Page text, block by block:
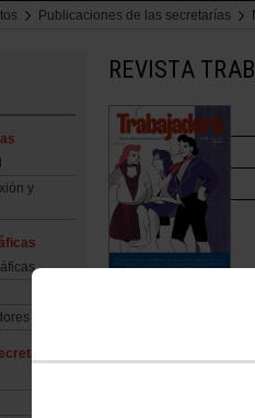
Publicaciones de las secretarías
y
REVISTA
REVISTA